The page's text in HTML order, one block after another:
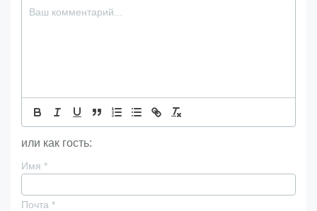
или как гость:
Имя *
Почта *